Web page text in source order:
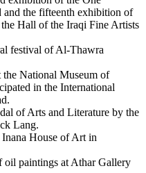
the fifteenth exhibition of
Hall of the Iraqi Fine Artists
festival of Al-Thawra
National Museum of
in the International
of Arts and Literature by the
Lang.
House of Art in
oil paintings at Athar Gallery